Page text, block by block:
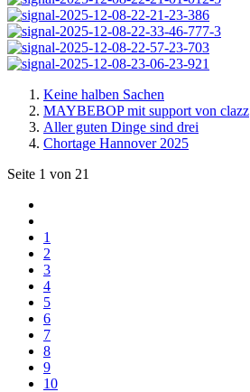
Keine halben Sachen
MAYBEBOP mit support von clazz
Aller guten Dinge sind drei
Chortage Hannover 2025
Seite 1 von 21
1
2
3
4
5
6
7
8
9
10